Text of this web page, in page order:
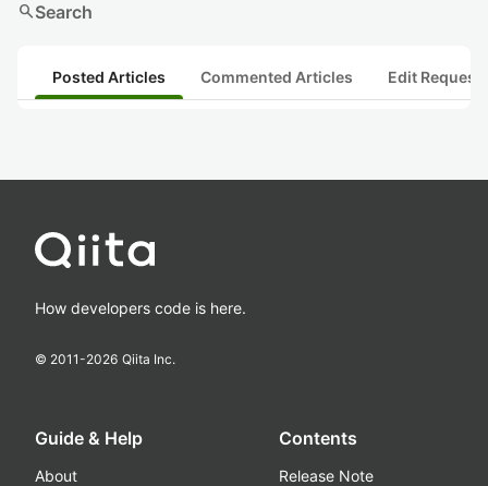
searchSearch
Posted Articles Commented Articles Edit
How developers code is here.
© 2011-2026 Qiita Inc.
Guide & Help
About
Contents
Release Note